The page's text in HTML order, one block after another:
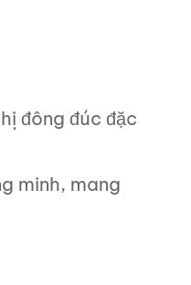
đông đúc đặc
minh, mang